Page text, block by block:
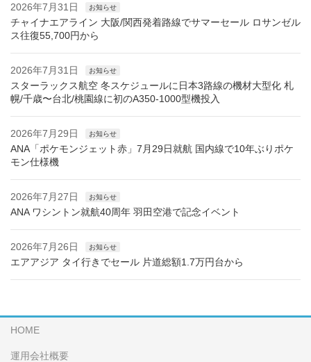
2026年7月31日 お知らせ
チャイナエアライン 大阪/関西発着路線でサマーセール ロサンゼル
ス往復55,700円から
2026年7月31日 お知らせ
スターラックス航空 冬スケジュールに日本3路線の機材大型化 札
幌/千歳〜台北/桃園線に初のA350-1000型機投入
2026年7月29日 お知らせ
ANA「ポケモンジェット赤」7月29日就航 国内線で10年ぶりポケ
モン仕様機
2026年7月27日 お知らせ
ANA ワシントン就航40周年 羽田空港で記念イベント
2026年7月26日 お知らせ
エアアジア タイ行きでセール 片道総額1.7万円台から
HOME
運用会社概要